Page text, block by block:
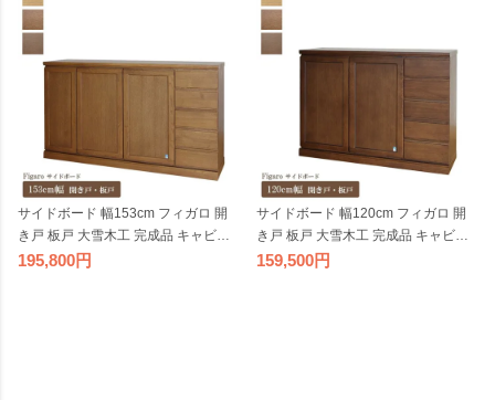
ブラウン オーク材
サイドボード 幅153cm フィガロ 開
き戸 板戸 大雪木工 完成品 キャビネ
ット 引き出し 天然木 国産 日本製 モ
195,800
サイドボード 幅120cm フィガロ 開
き戸 板戸 大雪木工 完成品 キャビネ
ット 引き出し 天然木 国産 日本製 モ
159,500